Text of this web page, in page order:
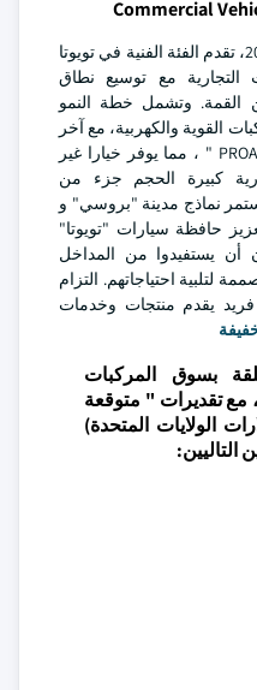
Commercial
وفي كانون الأول/ديسمبر 2023، تقدم الفئة الفنية في تويوتا
التجارية مع توسيع نطاق
القمة. وتشمل خطة النمو
القوية والكهربية، مع آخر
إضافة هي برنامج " PROACE MAX " ، مما يوفر خيارا غير
كبيرة الحجم جزء من
نماذج مدينة "بروسي" و
حافظة سيارات "تويوتا"
أن يستفيدوا من المداخل
لتلبية احتياجاتهم. التزام
فريد يقدم منتجات وخدمات
بسوق المركبات
مع تقديرات " متوقعة
الولايات المتحدة)